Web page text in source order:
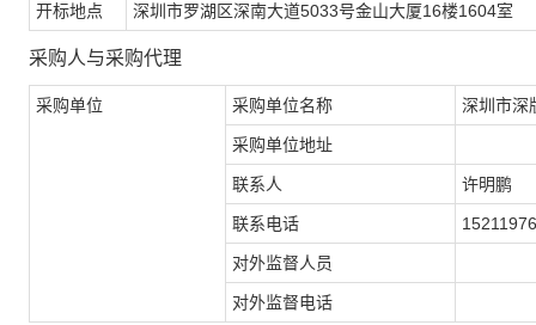
开标地点 深圳市罗湖区深南大道5033号金山大厦16楼1604室
采购人与采购代理
采购单位 采购单位名称 深圳市深
采购单位地址
联系人 许明鹏
联系电话
对外监督人员
对外监督电话